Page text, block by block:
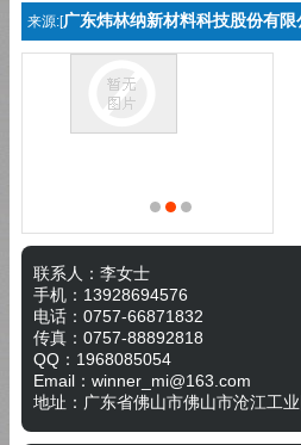
来源:[广东炜林纳新材料科技股份有限
联系人：李女士
手机：13928694576
电话：0757-66871832
传真： 0757-88892818
QQ： 1968085054
Email： winner_mi@163.com
地址： 广东省佛山市佛山市沧江工